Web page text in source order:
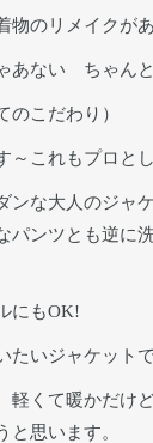
のリメイクがあ
あない ちゃんと
こだわり）
これもプロと
な大人のジャ
パンツとも逆に
にもOK!
たいジャケットで
軽くて暖かだけ
と思います。